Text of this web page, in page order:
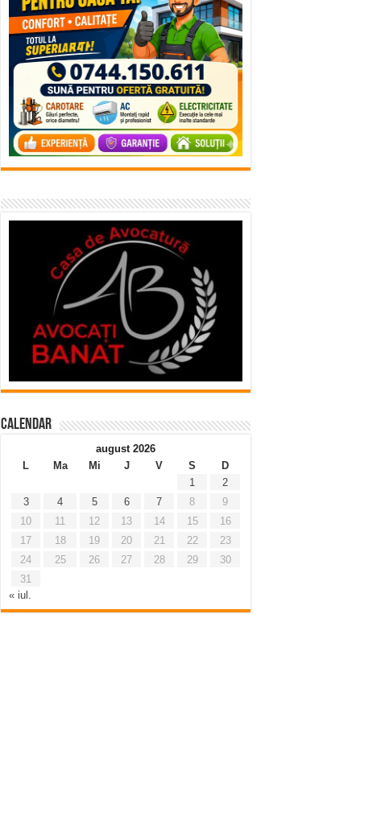
Calendar
august 2026
L
Ma Mi J V S
D
1
2
3
4 5 6 7 8
9
10
11 12 13 14 15
16
17
18 19 20 21 22
23
24
25 26 27 28 29
30
31
« iul.